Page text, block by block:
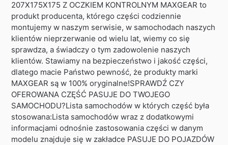
207X175X175 Z OCZKIEM KONTROLNYM MAXGEAR to
produkt producenta, którego części codziennie
montujemy w naszym serwisie, w samochodach naszych
klientów nieprzerwanie od wielu lat, wiemy co się
sprawdza, a świadczy o tym zadowolenie naszych
klientów. Stawiamy na bezpieczeństwo i jakość części,
dlatego macie Państwo pewność, że produkty marki
MAXGEAR są w 100% oryginalne!SPRAWDŹ CZY
OFEROWANA CZĘŚĆ PASUJE DO TWOJEGO
SAMOCHODU?Lista samochodów w których część była
stosowana:Lista samochodów wraz z dodatkowymi
informacjami odnośnie zastosowania części w danym
modelu znajduje się w zakładce PASUJE DO POJAZDÓW